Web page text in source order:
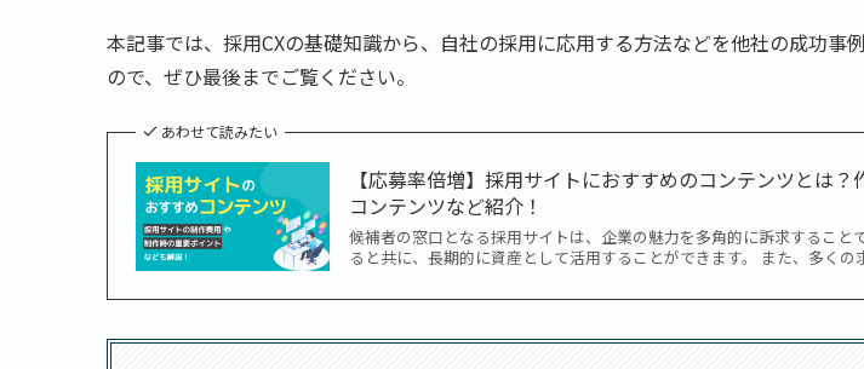
本記事では、採用CXの基礎知識から、自社の採用に応用する方法などを他社の成功事
ので、ぜひ最後までご覧ください。
あわせて読みたい
【応募率倍増】採用サイトにおすすめのコンテンツとは
コンテンツなど紹介！
候補者の窓口となる採用サイトは、企業の魅力を多角的に訴求すること
ると共に、長期的に資産として活用することができます。 また、多く